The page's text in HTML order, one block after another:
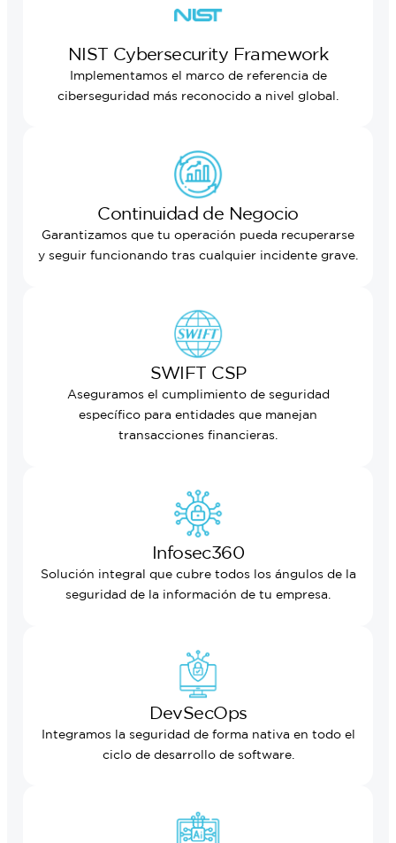
NIST Cybersecurity Framework
Implementamos el marco de referencia de
ciberseguridad más reconocido a nivel global.
Continuidad de Negocio
Garantizamos que tu operación pueda recuperarse
y seguir funcionando tras cualquier incidente grave.
SWIFT CSP
Aseguramos el cumplimiento de seguridad
específico para entidades que manejan
transacciones financieras.
Infosec360
Solución integral que cubre todos los ángulos de la
seguridad de la información de tu empresa.
DevSecOps
Integramos la seguridad de forma nativa en todo el
ciclo de desarrollo de software.